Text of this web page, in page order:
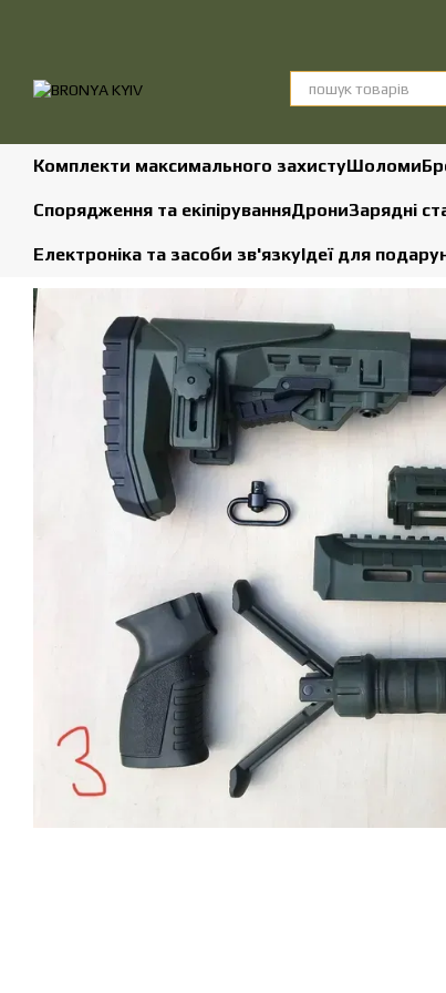
Комплекти максимального захистуШоломи
Спорядження та екіпіруванняДрониЗарядні
Електроніка та засоби зв'язкуІдеї для